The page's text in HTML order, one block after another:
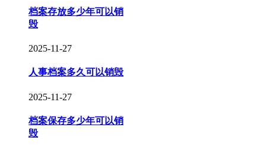
档案存放多少年可以销
毁
2025-11-27
人事档案多久可以销毁
2025-11-27
档案保存多少年可以销
毁